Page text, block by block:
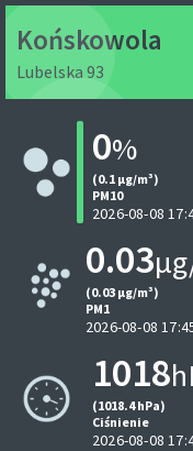
Końskowola
Lubelska 93
0%
(0.1 µg/m³)
PM10
2026-08-08
0.03
(0.03 µg/m³)
PM1
2026-08-08
1018
(1018.4 hPa)
Ciśnienie
2026-08-08